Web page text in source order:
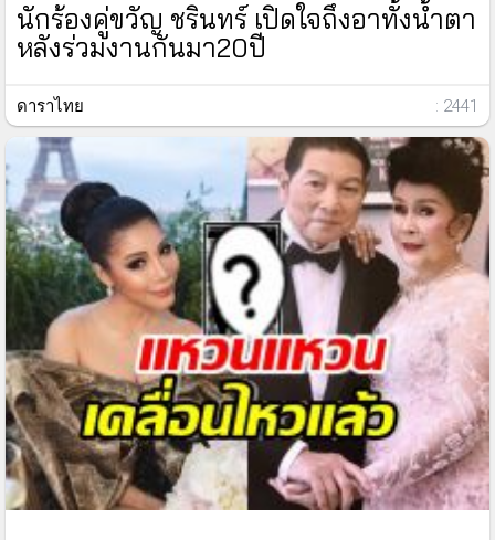
นักร้องคู่ขวัญ ชรินทร์ เปิดใจถึงอาทั้งน้ำตา
หลังร่วมงานกันมา20ปี
ดาราไทย : 2441